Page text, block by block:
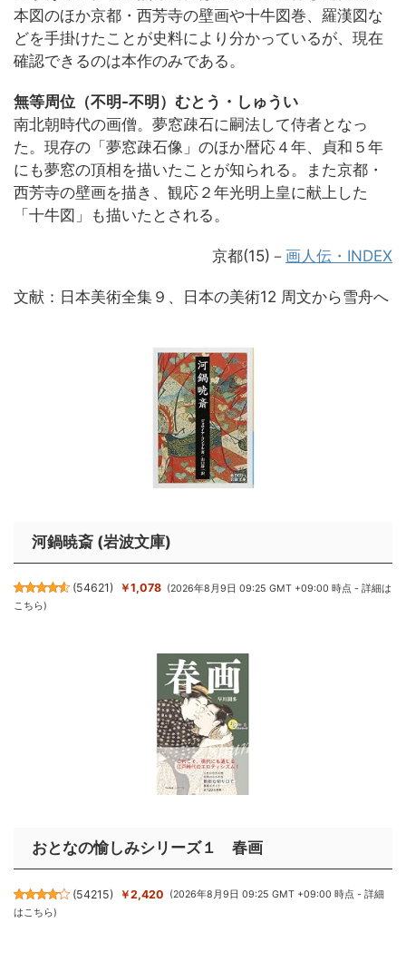
本図のほか京都・西芳寺の壁画や十牛図巻、羅漢図な
どを手掛けたことが史料により分かっているが、現在
確認できるのは本作のみである。
無等周位（不明-不明）むとう・しゅうい
南北朝時代の画僧。夢窓疎石に嗣法して侍者となっ
た。現存の「夢窓疎石像」のほか暦応４年、貞和５年
にも夢窓の頂相を描いたことが知られる。また京都・
西芳寺の壁画を描き、観応２年光明上皇に献上した
「十牛図」も描いたとされる。
京都(15)－ 画人伝・INDEX
文献：日本美術全集９、日本の美術12 周文から雪舟へ
河鍋暁斎 (岩波文庫)
(54621) ￥1,078 (2026年8月9日 09:25 GMT +09:00 時点 -詳細は
こちら)
おとなの愉しみシリーズ１ 春画
(54215) ￥2,420 (2026年8月9日 09:25 GMT +09:00 時点 -詳細
はこちら)